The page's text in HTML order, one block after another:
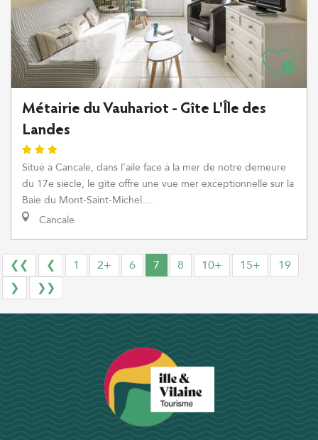
Métairie du Vauhariot - Gîte L'Île des
Landes
Situé à Cancale, dans l’aile face à la mer de notre demeure
du 17e siècle, le gîte offre une vue mer exceptionnelle sur la
Baie du Mont-Saint-Michel....
Cancale
❮❮ ❮ 1 2+ 6 7 8 10+ 15+
19
❯
❯❯